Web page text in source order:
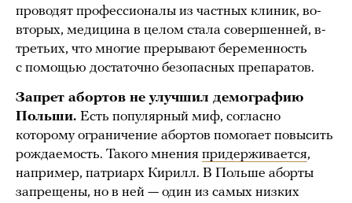
проводят профессионалы из частных клиник, во-
вторых, медицина в целом стала совершенней, в-
третьих, что многие прерывают беременность
с помощью достаточно безопасных препаратов.
Запрет абортов не улучшил демографию
Польши. Есть популярный миф, согласно
которому ограничение абортов помогает повысить
рождаемость. Такого мнения придерживается,
например, патриарх Кирилл. В Польше аборты
запрещены, но в ней — один из самых низких